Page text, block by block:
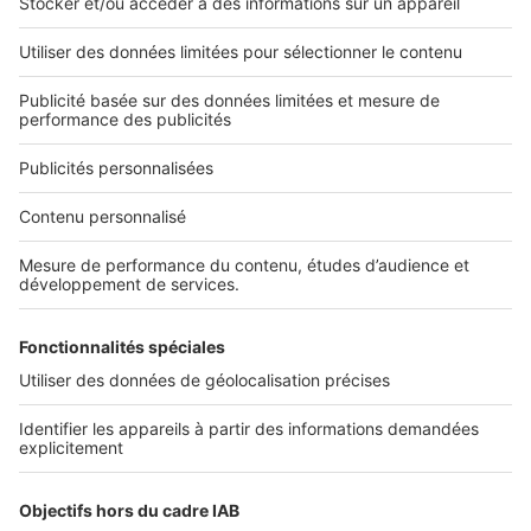
L'ENTREPRISE
Nous contacter
Nous recrutons
NOS APPLICATIONS
Découvrez nos applications
Tous nos services pro
Accès client
À DÉCOUVRIR
Annuaire des professionnels
Tout l'immobilier